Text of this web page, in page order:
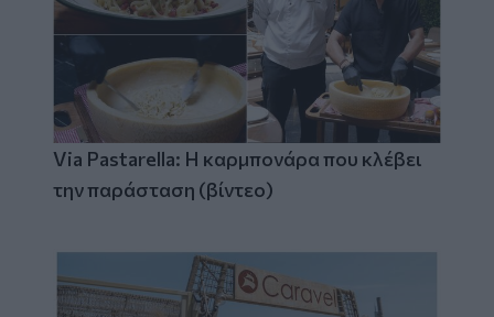
Via Pastarella: Η καρμπονάρα που κλέβει
την παράσταση (βίντεο)